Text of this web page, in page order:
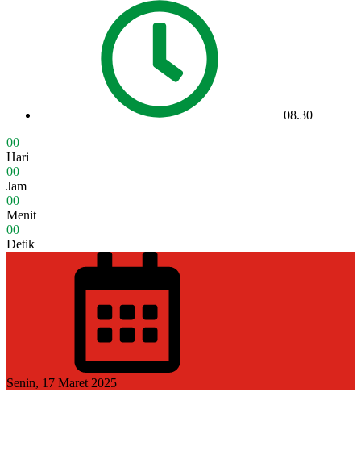
08.30
00
Hari
00
Jam
00
Menit
00
Detik
Senin, 17 Maret 2025